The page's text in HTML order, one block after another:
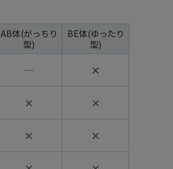
AB体(がっちり
型)
BE体(ゆったり
型)
― ✕
✕ ✕
✕ ✕